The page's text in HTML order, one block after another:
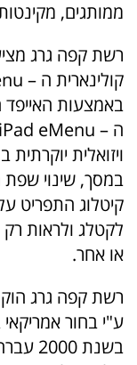
ממותגים,
רשת קפה גרג
באמצעות האייפד
ויזואלית
במסך, שינוי
קיטלוג התפריט
לקטלג ולראות רק
או אחר.
ע"י בחור
בשנת